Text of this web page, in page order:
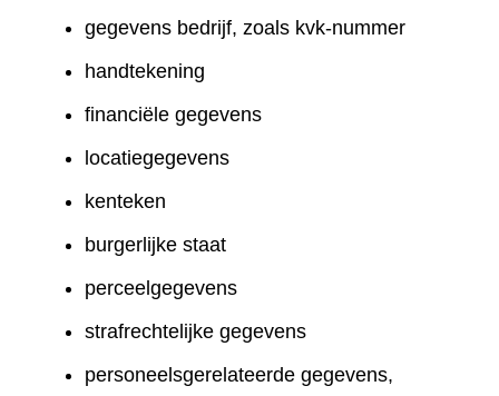
gegevens bedrijf, zoals kvk-nummer
handtekening
financiële gegevens
locatiegegevens
kenteken
burgerlijke staat
perceelgegevens
strafrechtelijke gegevens
personeelsgerelateerde gegevens,